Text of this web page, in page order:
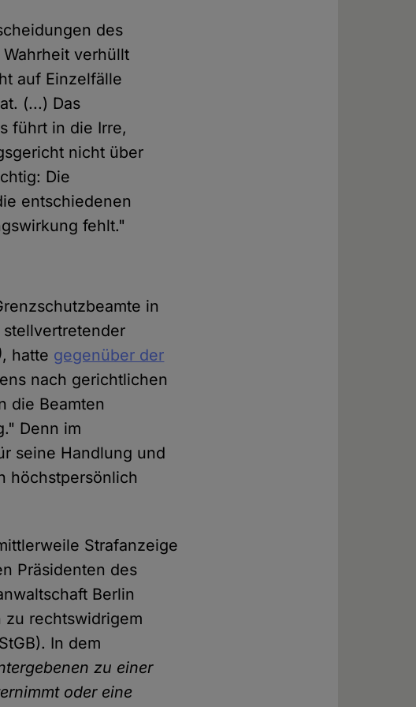
des
verhüllt
auf Einzelfälle
(...) Das
führt in die Irre,
nicht über
Die
entschiedenen
fehlt."
in
, hatte gegenüber der
nach gerichtlichen
die Beamten
Denn im
seine Handlung und
höchstpersönlich
Strafanzeige
Präsidenten des
Berlin
rechtswidrigem
In dem
zu einer
oder eine